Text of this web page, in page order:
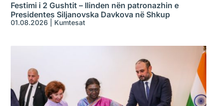
Festimi i 2 Gushtit – Ilinden nën patronazhin e
Presidentes Siljanovska Davkova në Shkup
01.08.2026 Kumtesat